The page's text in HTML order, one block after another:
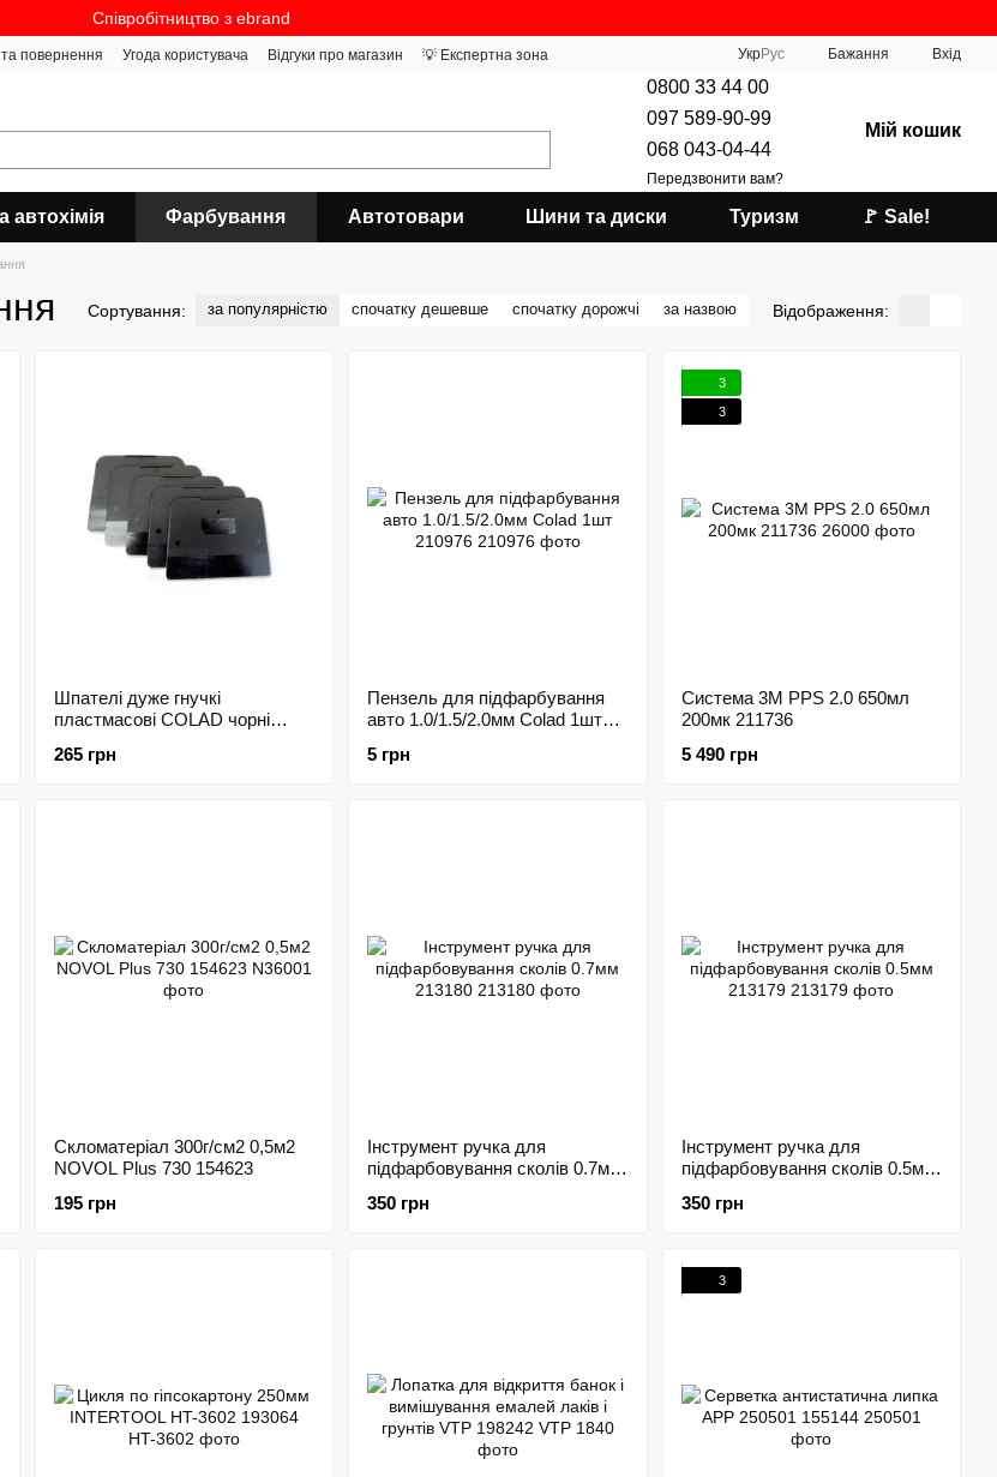
Співробітництво з ebrand
повернення Угода користувача Відгуки про магазин 💡 Експертна зона УкрРус Бажання Вхід
0800 33 44 00
097 589-90-99
068 043-04-44
Передзвонити вам?
Мій кошик
автохімія Фарбування Автотовари Шини та диски Туризм 🚩 Sale!
Сортування: за популярністю спочатку дешевше спочатку дорожчі за назвою Відображення:
Шпателі дуже гнучкі
пластмасові COLAD чорні
265 грн
Пензель для підфарбування
авто 1.0/1.5/2.0мм Colad 1шт
5 грн
3
3
Система 3M PPS 2.0 650мл
200мк 211736
5 490 грн
Скломатеріал 300г/см2 0,5м2
NOVOL Plus 730 154623
195 грн
Інструмент ручка для
підфарбовування сколів 0.7мм
350 грн
Інструмент ручка для
підфарбовування сколів 0.5мм
350 грн
3